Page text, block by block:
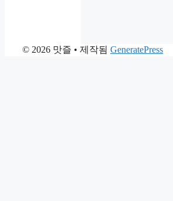
© 2026 맛즐 • 제작됨 GeneratePress